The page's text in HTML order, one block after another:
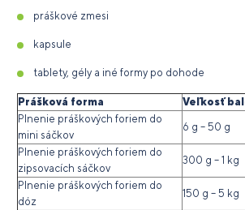
práškové zmesi
kapsule
tablety, gély a iné formy po dohode
Prášková forma
Veľkosť
Plnenie práškových foriem do
mini sáčkov
6 g – 50 g
Plnenie práškových foriem do
zipsovacích sáčkov
300 g – 1 kg
Plnenie práškových foriem do
dóz
150 g – 5 kg